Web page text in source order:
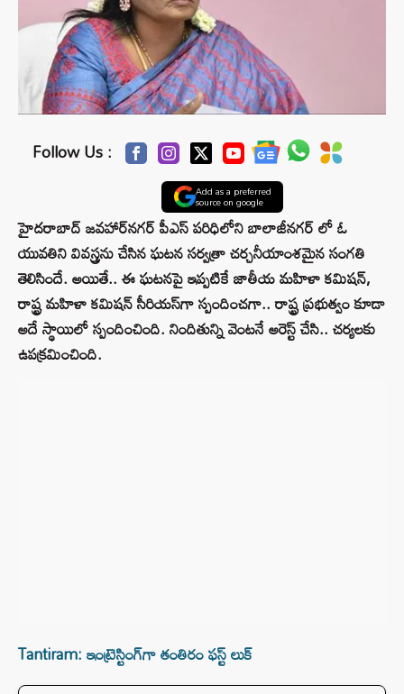
Follow Us :
Add as a preferred
source on google
హైదరాబాద్ జవహార్‌నగర్‌ పీఎస్ పరిధి‌లోని బాలాజీనగర్ లో ఓ
యువతిని వివస్త్రను చేసిన ఘటన సర్వత్రా చర్చనీయాంశమైన సంగతి
తెలిసిందే. అయితే.. ఈ ఘటనపై ఇప్పటికే జాతీయ మహిళా కమిషన్,
రాష్ట్ర మహిళా కమిషన్ సీరియస్‌గా స్పందించగా.. రాష్ట్ర ప్రభుత్వం కూడా
అదే స్థాయిలో స్పందించింది. నిందితున్ని వెంటనే అరెస్ట్ చేసి.. చర్యలకు
ఉపక్రమించింది.
Tantiram: ఇంట్రెస్టింగ్‌గా తంతిరం ఫస్ట్ లుక్